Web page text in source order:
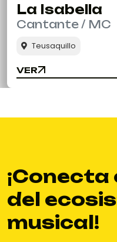
La Isabella
Cantante / MC
Teusaquillo
VER
VER
¡Conecta
del
musical!